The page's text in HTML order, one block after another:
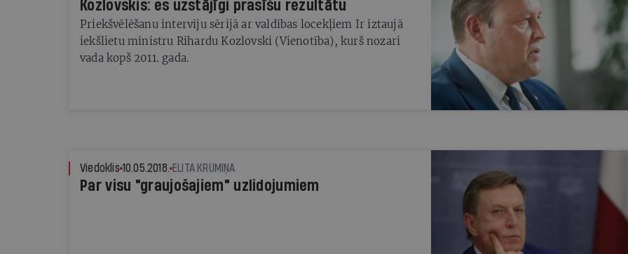
Kozlovskis: es uzstājīgi prasīšu rezultātu
Priekšvēlēšanu interviju sērijā ar valdības locekļiem Ir iztaujā
iekšlietu ministru Rihardu Kozlovski (Vienotība), kurš nozari
vada kopš 2011. gada.
Viedoklis 10.05.2018. ELITA KRŪMIŅA
Par visu "graujošajiem" uzlidojumiem